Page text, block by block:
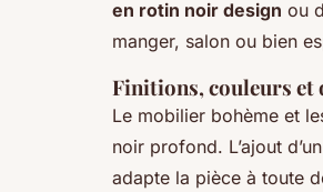
en rotin noir design ou
manger, salon ou bien
Finitions, couleurs et
Le mobilier bohème et
noir profond. L’ajout d’un
adapte la pièce à toute